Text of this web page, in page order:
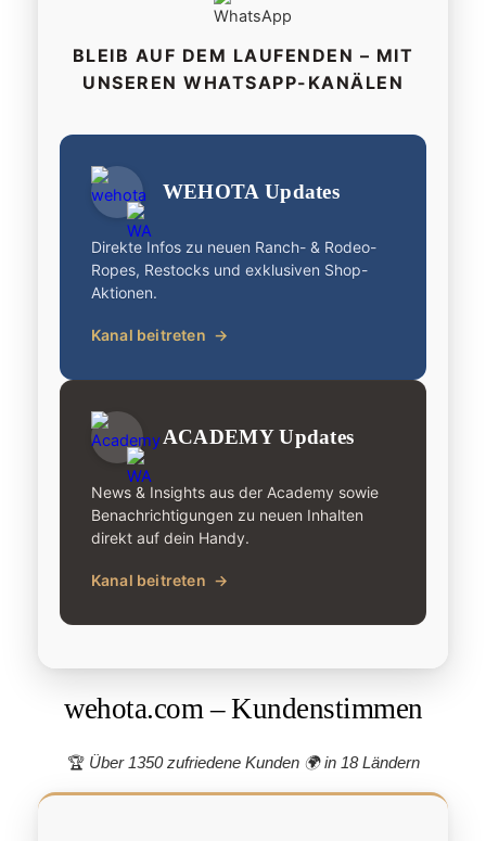
BLEIB AUF DEM LAUFENDEN – MIT
UNSEREN WHATSAPP-KANÄLEN
WEHOTA Updates
Direkte Infos zu neuen Ranch- & Rodeo-
Ropes, Restocks und exklusiven Shop-
Aktionen.
Kanal beitreten →
ACADEMY Updates
News & Insights aus der Academy sowie
Benachrichtigungen zu neuen Inhalten
direkt auf dein Handy.
Kanal beitreten →
wehota.com – Kundenstimmen
🏆 Über 1350 zufriedene Kunden 🌍 in 18 Ländern